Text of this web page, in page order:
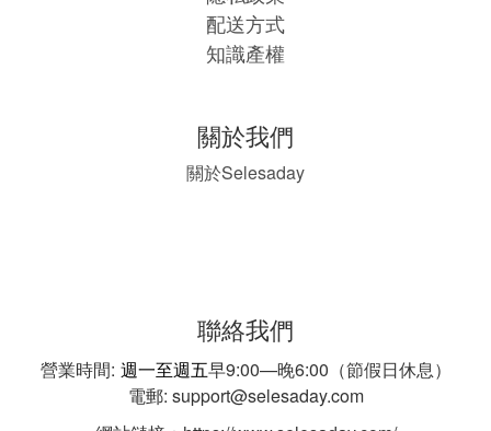
配送方式
知識產權
關於我們
關於Selesaday
聯絡我們
營業時間: 週一至週五早9:00—晚6:00（節假日休息）
電郵: support@selesaday.com